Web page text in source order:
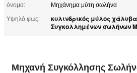
όνομα:
Μηχάνημα μύτη σωλήνα
Υψηλό φως:
κυλινδρικός μύλος
Συγκολλημένων σωλήνων
Μηχανή Συγκόλλησης